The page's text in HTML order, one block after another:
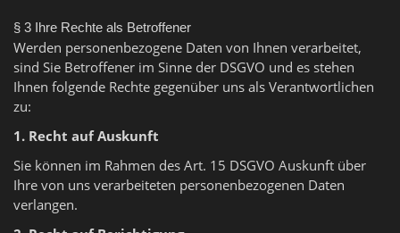
§ 3 Ihre Rechte als Betroffener
Werden personenbezogene Daten von Ihnen verarbeitet,
sind Sie Betroffener im Sinne der DSGVO und es stehen
Ihnen folgende Rechte gegenüber uns als Verantwortlichen
zu:
1. Recht auf Auskunft
Sie können im Rahmen des Art. 15 DSGVO Auskunft über
Ihre von uns verarbeiteten personenbezogenen Daten
verlangen.